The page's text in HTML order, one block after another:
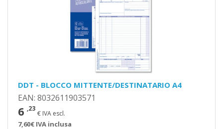
DDT - BLOCCO MITTENTE/DESTINATARIO A4
EAN: 8032611903571
6 ,23
€ IVA escl.
7,60€ IVA inclusa